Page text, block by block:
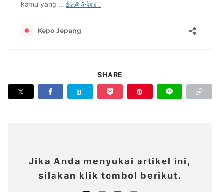
SHARE
Jika Anda menyukai artikel ini,
silakan klik tombol berikut.